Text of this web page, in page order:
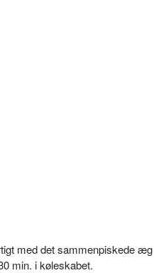
med det sammenpiskede
min. i køleskabet.